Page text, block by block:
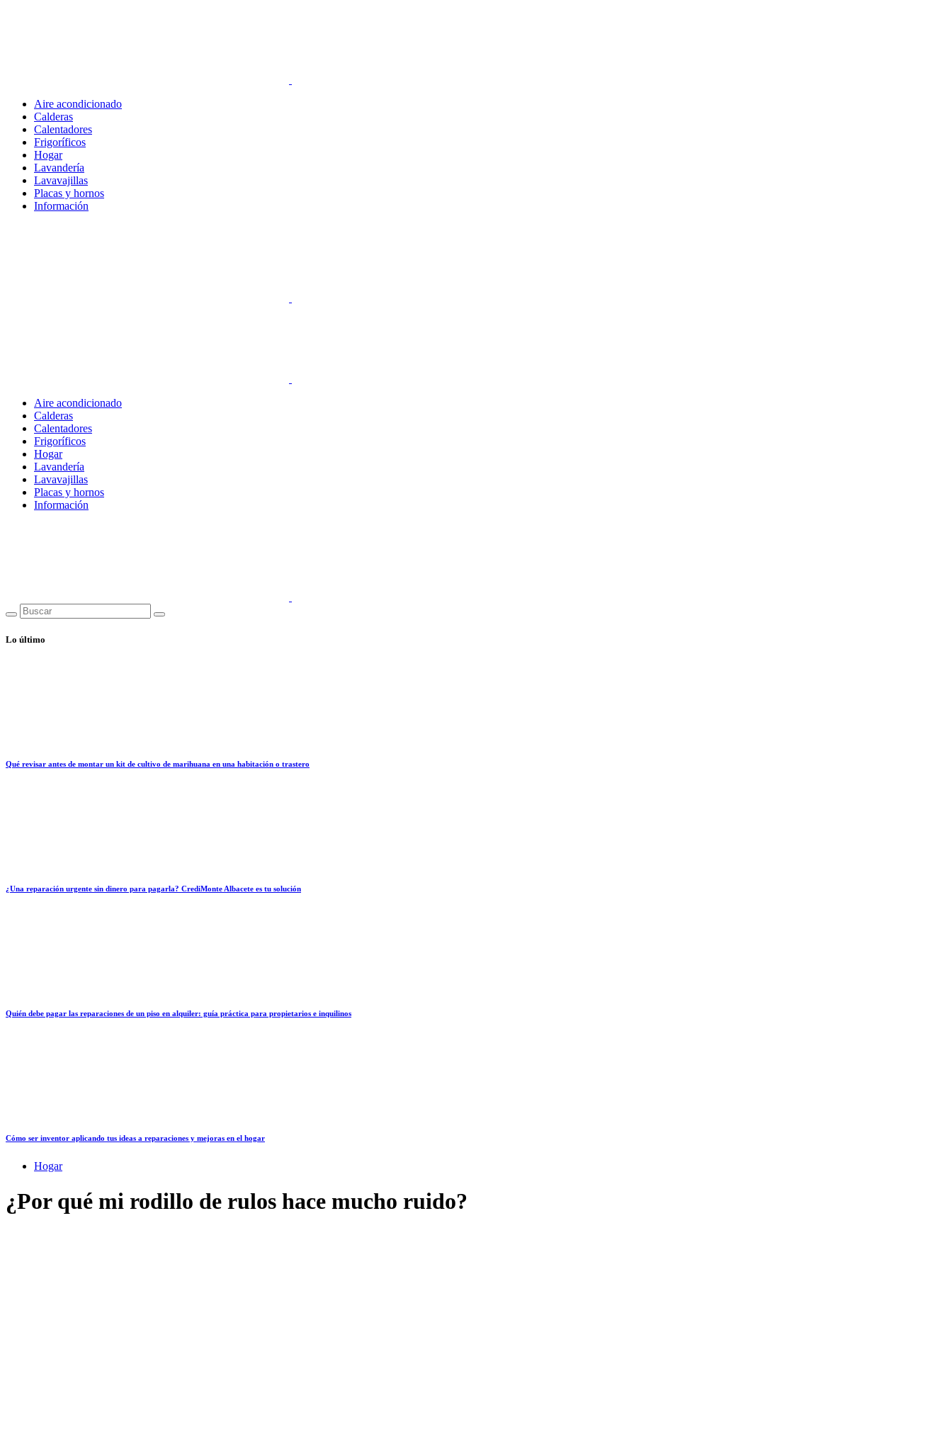
Aire acondicionado
Calderas
Calentadores
Frigoríficos
Hogar
Lavandería
Lavavajillas
Placas y hornos
Información
Aire acondicionado
Calderas
Calentadores
Frigoríficos
Hogar
Lavandería
Lavavajillas
Placas y hornos
Información
Lo último
Qué revisar antes de montar un kit de cultivo de marihuana en una habitación o trastero
¿Una reparación urgente sin dinero para pagarla? CrediMonte Albacete es tu solución
Quién debe pagar las reparaciones de un piso en alquiler: guía práctica para propietarios e inquilinos
Cómo ser inventor aplicando tus ideas a reparaciones y mejoras en el hogar
Hogar
¿Por qué mi rodillo de rulos hace mucho ruido?